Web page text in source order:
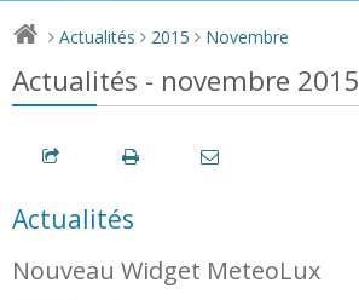
> Actualités > 2015 > Novembre
Actualités - novembre 2015
Actualités
Nouveau Widget MeteoLux